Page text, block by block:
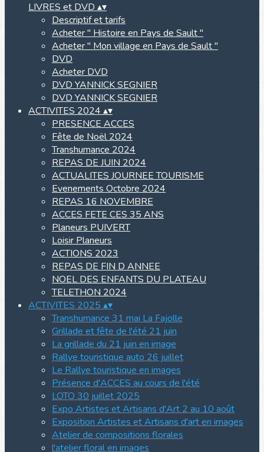
LIVRES et DVD ▴▾
Descriptif et tarifs
Acheter " Histoire en Pays de Sault "
Acheter " Mon village en Pays de Sault "
DVD
Acheter DVD
DVD YANNICK SEGNIER
DVD YANNICK SEGNIER
ACTIVITES 2024 ▴▾
PRESENCE ACCES
Fête de Noël 2024
Transhumance 2024
REPAS DE JUIN 2024
ACTUALITES JOURNEE TOURISME
Evenements Octobre 2024
REPAS 16 NOVEMBRE
ACCES FETE CES 35 ANS
Planeurs PUIVERT
Loisir Planeurs
ACTIONS 2023
REPAS DE FIN D ANNEE
NOEL DES ENFANTS DU PLATEAU
TELETHON 2024
ACTIVITES 2025 ▴▾
Transhumance 31 mai La Fajolle
Grillade et fête de l'été 21 juin
La grillade du 21 juin en image
Rallye touristique auto 26 juillet
Le Rallye touristique en images
Présence d'ACCES au cours de l'été
LOTO 30 juillet 2025
Expo Artistes et Artisans d'Art 2 au 10 août
Exposition Artistes et Artisans d'art en images
Atelier de compositions florales
l'atelier floral en images